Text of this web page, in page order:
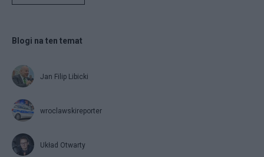
Blogi na ten temat
Jan Filip Libicki
wroclawskireporter
Układ Otwarty